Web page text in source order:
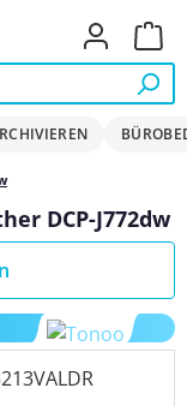
DCP-J772dw